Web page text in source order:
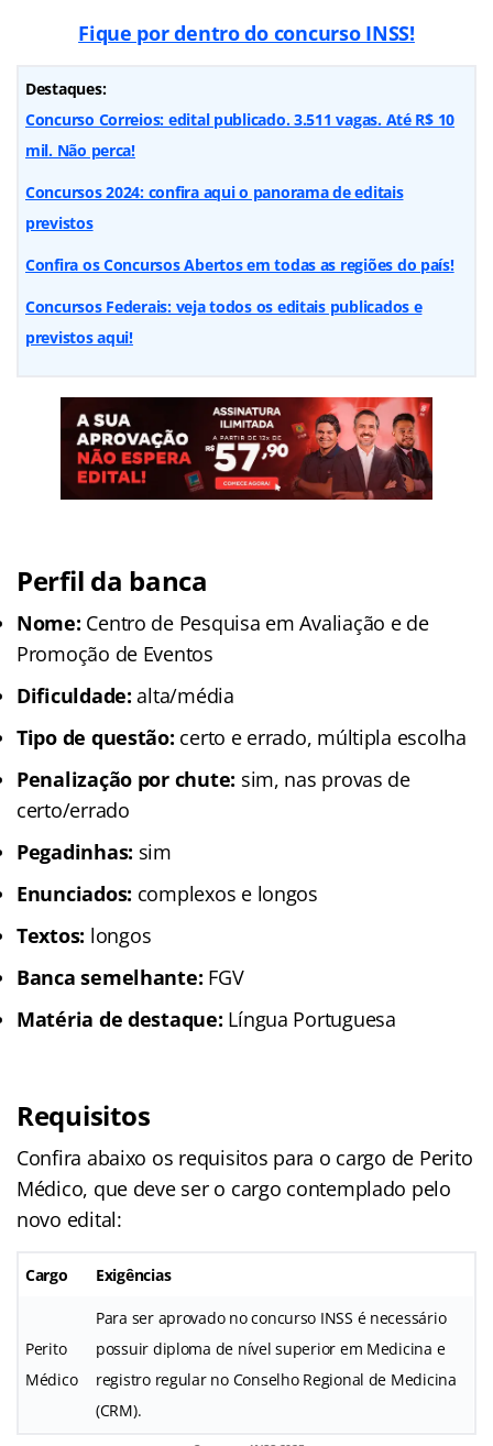
Fique por dentro do concurso INSS!
Destaques:
Concurso Correios: edital publicado. 3.511 vagas. Até R$ 10
mil. Não perca!
Concursos 2024: confira aqui o panorama de editais
previstos
Confira os Concursos Abertos em todas as regiões do país!
Concursos Federais: veja todos os editais publicados e
previstos aqui!
Perfil da banca
Nome: Centro de Pesquisa em Avaliação e de
Promoção de Eventos
Dificuldade: alta/média
Tipo de questão: certo e errado, múltipla escolha
Penalização por chute: sim, nas provas de
certo/errado
Pegadinhas: sim
Enunciados: complexos e longos
Textos: longos
Banca semelhante: FGV
Matéria de destaque: Língua Portuguesa
Requisitos
Confira abaixo os requisitos para o cargo de Perito
Médico, que deve ser o cargo contemplado pelo
novo edital:
Cargo Exigências
Perito
Médico
Para ser aprovado no concurso INSS é necessário
possuir diploma de nível superior em Medicina e
registro regular no Conselho Regional de Medicina
(CRM).